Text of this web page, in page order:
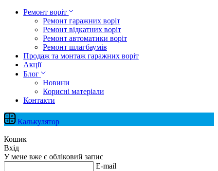
Ремонт воріт
Ремонт гаражних воріт
Ремонт відкатних воріт
Ремонт автоматики воріт
Ремонт шлагбаумів
Продаж та монтаж гаражних воріт
Акції
Блог
Новини
Корисні матеріали
Контакти
Калькулятор
Кошик
Вхід
У мене вже є обліковий запис
E-mail